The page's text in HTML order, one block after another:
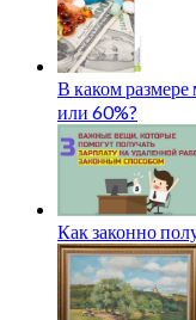
В каком
или 60%?
Как законно